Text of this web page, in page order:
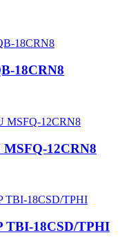
18CRN8
12CRN8
TBI-18CSD/TPHI